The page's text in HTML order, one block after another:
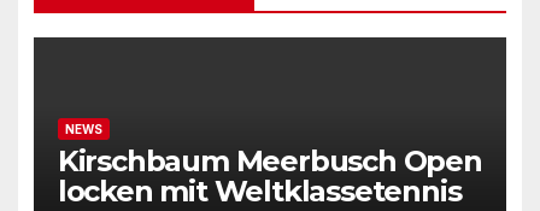
NEWS
Kirschbaum Meerbusch Open
locken mit Weltklassetennis